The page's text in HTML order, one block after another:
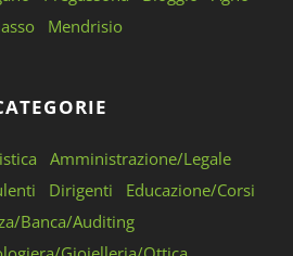
Mendrisio
Amministrazione/Legale
Dirigenti
Educazione/Corsi
Banca/Auditing